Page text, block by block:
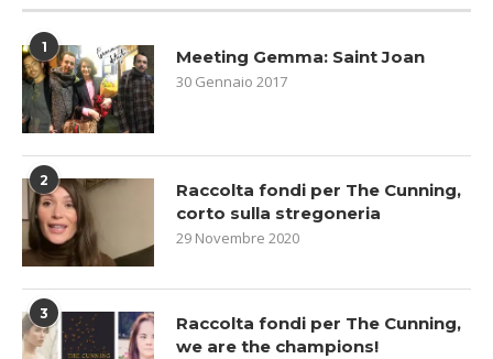
1 Meeting Gemma: Saint Joan
30 Gennaio 2017
2
Raccolta fondi per The Cunning,
corto sulla stregoneria
29 Novembre 2020
3
Raccolta fondi per The Cunning,
we are the champions!